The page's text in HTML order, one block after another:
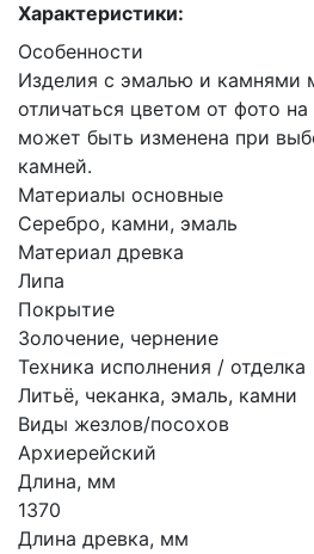
Характеристики:
Особенности
Изделия с эмалью и камнями
отличаться цветом от фото
может быть изменена при
камней.
Материалы основные
Серебро, камни, эмаль
Материал древка
Липа
Покрытие
Золочение, чернение
Техника исполнения / отделка
Литьё, чеканка, эмаль, камни
Виды жезлов/посохов
Архиерейский
Длина, мм
1370
Длина древка, мм